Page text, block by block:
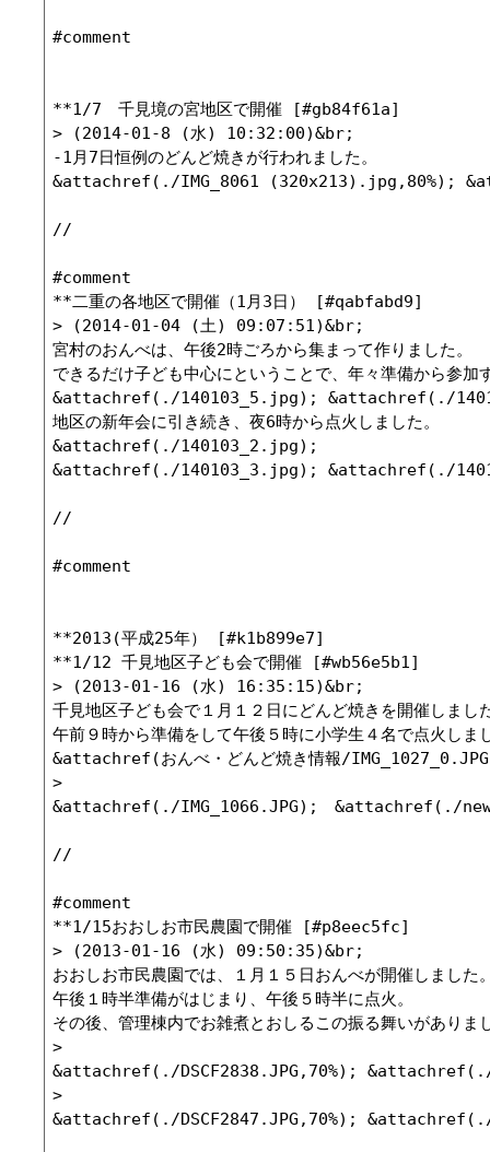
#comment
**1/7　千見境の宮地区で開催 [#gb84f61a]
> (2014-01-8 (水) 10:32:00)&br;
-1月7日恒例のどんど焼きが行われました。
&attachref(./IMG_8061 (320x213).jpg,80%);
//
#comment
**二重の各地区で開催（1月3日） [#qabfabd9]
> (2014-01-04 (土) 09:07:51)&br;
宮村のおんべは、午後2時ごろから集まって作りました。
できるだけ子ども中心にということで、年々準備から参
&attachref(./140103_5.jpg); &attachref(./
地区の新年会に引き続き、夜6時から点火しました。
&attachref(./140103_2.jpg);
&attachref(./140103_3.jpg); &attachref(./
//
#comment
**2013(平成25年） [#k1b899e7]
**1/12 千見地区子ども会で開催 [#wb56e5b1]
> (2013-01-16 (水) 16:35:15)&br;
千見地区子ども会で１月１２日にどんど焼きを開催しまし
午前９時から準備をして午後５時に小学生４名で点火しま
&attachref(おんべ・どんど焼き情報/
>
&attachref(./IMG_1066.JPG);　&attachref(./
//
#comment
**1/15おおしお市民農園で開催 [#p8eec5fc]
> (2013-01-16 (水) 09:50:35)&br;
おおしお市民農園では、１月１５日おんべが開催しました
午後１時半準備がはじまり、午後５時半に点火。
その後、管理棟内でお雑煮とおしるこの振る舞いがありま
>
&attachref(./DSCF2838.JPG,70%); &attachref(./
>
&attachref(./DSCF2847.JPG,70%); &attachref(./